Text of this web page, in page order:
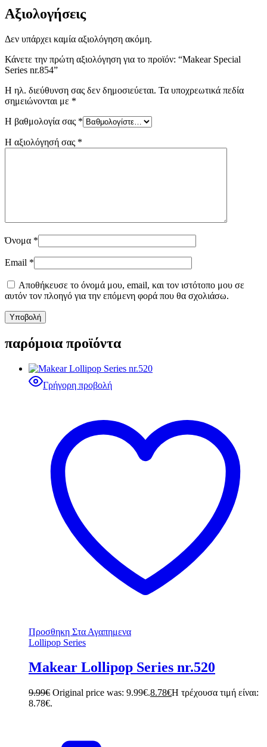
Αξιολογήσεις
Δεν υπάρχει καμία αξιολόγηση ακόμη.
Κάνετε την πρώτη αξιολόγηση για το προϊόν: “Makear Special
Series nr.854”
Η ηλ. διεύθυνση σας δεν δημοσιεύεται. Τα υποχρεωτικά πεδία
σημειώνονται με *
Η βαθμολογία σας *
Η αξιολόγησή σας *
Όνομα *
Email *
Αποθήκευσε το όνομά μου, email, και τον ιστότοπο μου σε
αυτόν τον πλοηγό για την επόμενη φορά που θα σχολιάσω.
παρόμοια προϊόντα
Γρήγορη προβολή
Προσθηκη Στα Αγαπημενα
Lollipop Series
Makear Lollipop Series nr.520
9.99€ Original price was: 9.99€.8.78€Η τρέχουσα τιμή είναι:
8.78€.